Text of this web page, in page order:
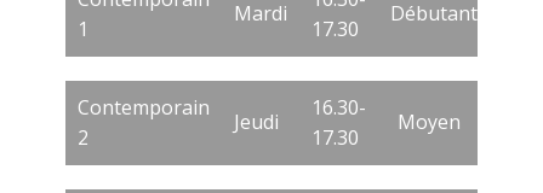
1
Mardi
17.30
Débutant
Contemporain
2
Jeudi
16.30-
17.30
Moyen